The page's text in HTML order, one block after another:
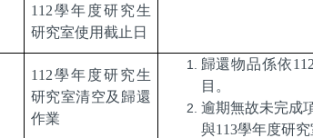
112學年度研究生
研究室使用截止日
112學年度研究生
研究室清空及歸還
作業
歸還物品係依112
目。
逾期無故未完成
與113學年度研究